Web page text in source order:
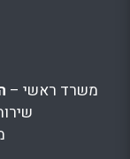
משרד ראשי –